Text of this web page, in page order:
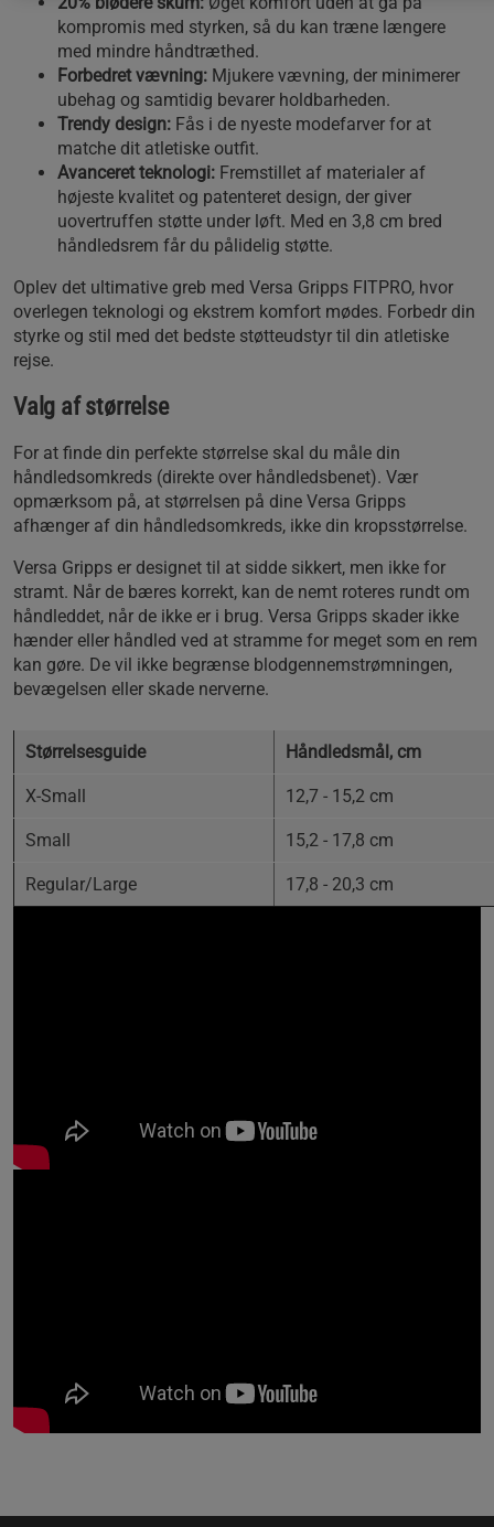
kompromis med styrken, så du kan træne længere
med mindre håndtræthed.
Forbedret vævning: Mjukere vævning, der minimerer
ubehag og samtidig bevarer holdbarheden.
Trendy design: Fås i de nyeste modefarver for at
matche dit atletiske outfit.
Avanceret teknologi: Fremstillet af materialer af
højeste kvalitet og patenteret design, der giver
uovertruffen støtte under løft. Med en 3,8 cm bred
håndledsrem får du pålidelig støtte.
Oplev det ultimative greb med Versa Gripps FITPRO, hvor
overlegen teknologi og ekstrem komfort mødes. Forbedr din
styrke og stil med det bedste støtteudstyr til din atletiske
rejse.
Valg af størrelse
For at finde din perfekte størrelse skal du måle din
håndledsomkreds (direkte over håndledsbenet). Vær
opmærksom på, at størrelsen på dine Versa Gripps
afhænger af din håndledsomkreds, ikke din kropsstørrelse.
Versa Gripps er designet til at sidde sikkert, men ikke for
stramt. Når de bæres korrekt, kan de nemt roteres rundt om
håndleddet, når de ikke er i brug. Versa Gripps skader ikke
hænder eller håndled ved at stramme for meget som en rem
kan gøre. De vil ikke begrænse blodgennemstrømningen,
bevægelsen eller skade nerverne.
Størrelsesguide Håndledsmål, cm
X-Small 12,7 - 15,2 cm
Small 15,2 - 17,8 cm
Regular/Large 17,8 - 20,3 cm